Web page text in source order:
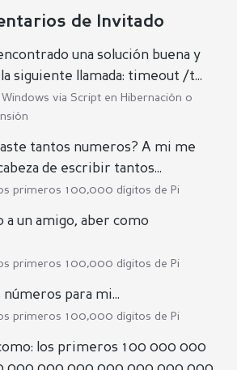
de Invitado
una solución buena y
siguiente llamada: timeout /t...
Windows via Script en Hibernación o
tantos numeros? A mi me
de escribir tantos...
primeros 100,000 dígitos de Pi
a un amigo, aber como
primeros 100,000 dígitos de Pi
números para mi...
primeros 100,000 dígitos de Pi
los primeros 100 000 000